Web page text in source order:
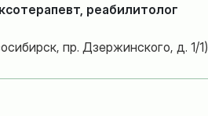
реабилитолог
пр. Дзержинского, д. 1/1)